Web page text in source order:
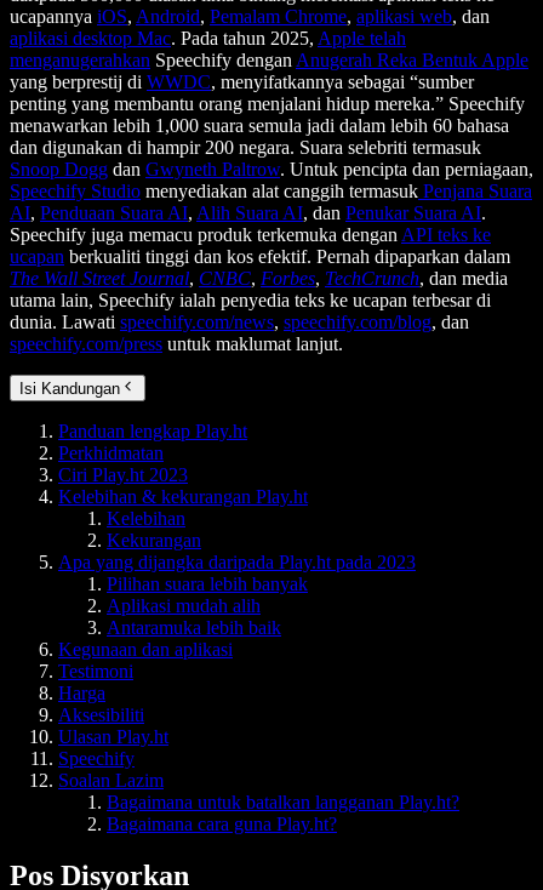
ucapannya iOS, Android, Pemalam Chrome, aplikasi web, dan
aplikasi desktop Mac. Pada tahun 2025, Apple telah
menganugerahkan Speechify dengan Anugerah Reka Bentuk Apple
yang berprestij di WWDC, menyifatkannya sebagai “sumber
penting yang membantu orang menjalani hidup mereka.” Speechify
menawarkan lebih 1,000 suara semula jadi dalam lebih 60 bahasa
dan digunakan di hampir 200 negara. Suara selebriti termasuk
Snoop Dogg dan Gwyneth Paltrow. Untuk pencipta dan perniagaan,
Speechify Studio menyediakan alat canggih termasuk Penjana Suara
AI, Penduaan Suara AI, Alih Suara AI, dan Penukar Suara AI.
Speechify juga memacu produk terkemuka dengan API teks ke
ucapan berkualiti tinggi dan kos efektif. Pernah dipaparkan dalam
The Wall Street Journal, CNBC, Forbes, TechCrunch, dan media
utama lain, Speechify ialah penyedia teks ke ucapan terbesar di
dunia. Lawati speechify.com/news, speechify.com/blog, dan
speechify.com/press untuk maklumat lanjut.
Isi Kandungan
Panduan lengkap Play.ht
Perkhidmatan
Ciri Play.ht 2023
Kelebihan & kekurangan Play.ht
Kelebihan
Kekurangan
Apa yang dijangka daripada Play.ht pada 2023
Pilihan suara lebih banyak
Aplikasi mudah alih
Antaramuka lebih baik
Kegunaan dan aplikasi
Testimoni
Harga
Aksesibiliti
Ulasan Play.ht
Speechify
Soalan Lazim
Bagaimana untuk batalkan langganan Play.ht?
Bagaimana cara guna Play.ht?
Pos Disyorkan